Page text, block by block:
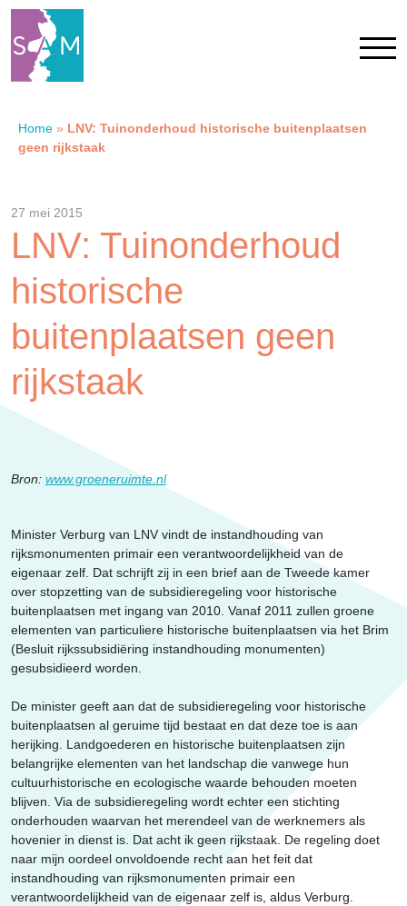
Home
Contact
SAM Limburg
Actueel
Overheid
Home » LNV: Tuinonderhoud historische buitenplaatsen
geen rijkstaak
27 mei 2015
LNV: Tuinonderhoud
historische
buitenplaatsen geen
rijkstaak
Bron: www.groeneruimte.nl
Minister Verburg van LNV vindt de instandhouding van
rijksmonumenten primair een verantwoordelijkheid van de
eigenaar zelf. Dat schrijft zij in een brief aan de Tweede kamer
over stopzetting van de subsidieregeling voor historische
buitenplaatsen met ingang van 2010. Vanaf 2011 zullen groene
elementen van particuliere historische buitenplaatsen via het Brim
(Besluit rijkssubsidiëring instandhouding monumenten)
gesubsidieerd worden.
De minister geeft aan dat de subsidieregeling voor historische
buitenplaatsen al geruime tijd bestaat en dat deze toe is aan
herijking. Landgoederen en historische buitenplaatsen zijn
belangrijke elementen van het landschap die vanwege hun
cultuurhistorische en ecologische waarde behouden moeten
blijven. Via de subsidieregeling wordt echter een stichting
onderhouden waarvan het merendeel van de werknemers als
hovenier in dienst is. Dat acht ik geen rijkstaak. De regeling doet
naar mijn oordeel onvoldoende recht aan het feit dat
instandhouding van rijksmonumenten primair een
verantwoordelijkheid van de eigenaar zelf is, aldus Verburg.